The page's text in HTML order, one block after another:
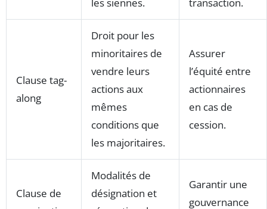
Clause tag-
along
Droit pour les
minoritaires de
vendre leurs
actions aux
mêmes
conditions que
les majoritaires.
Assurer
l’équité entre
actionnaires
en cas de
cession.
Clause de
Modalités de
désignation et
Garantir une
gouvernance